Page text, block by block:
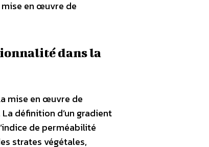
mise en œuvre de
dans la
mise en œuvre de
définition d’un gradient
de perméabilité
strates végétales,